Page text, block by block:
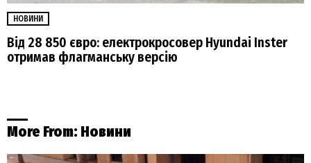
НОВИНИ
Від 28 850 євро: електрокросовер Hyundai Inster
отримав флагманську версію
More From: Новини